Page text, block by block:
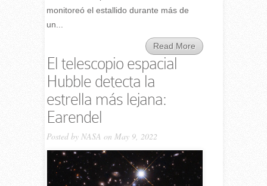
monitoreó el estallido durante más de
un...
Read More
El telescopio espacial
Hubble detecta la
estrella más lejana:
Earendel
Posted by NASA on May 9, 2022